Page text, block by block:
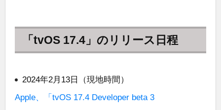
「tvOS 17.4」のリリース日程
2024年2月13日（現地時間）
Apple、「tvOS 17.4 Developer beta 3